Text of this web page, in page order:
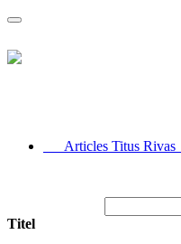
Articles Titus
Titel